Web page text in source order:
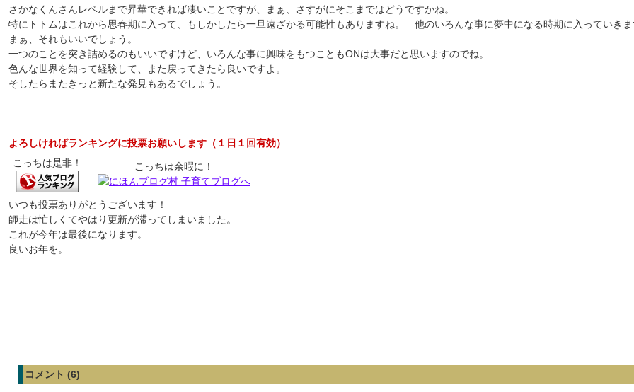
さかなくんさんレベルまで昇華できれば凄いことですが、まぁ、さすがにそこまではどうですかね。
特にトトムはこれから思春期に入って、もしかしたら一旦遠ざかる可能性もありますね。 他のいろんな事に夢中になる時期に入っていきま
まぁ、それもいいでしょう。
一つのことを突き詰めるのもいいですけど、いろんな事に興味をもつこともONは大事だと思いますのでね。
色んな世界を知って経験して、また戻ってきたら良いですよ。
そしたらまたきっと新たな発見もあるでしょう。
よろしければランキングに投票お願いします（１日１回有効）
こっちは是非！
こっちは余暇に！
いつも投票ありがとうございます！
師走は忙しくてやはり更新が滞ってしまいました。
これが今年は最後になります。
良いお年を。
コメント (6)